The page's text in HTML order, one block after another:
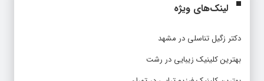
لینک‌های ویژه
دکتر زگیل تناسلی در مشهد
بهترین کلینیک زیبایی در رشت